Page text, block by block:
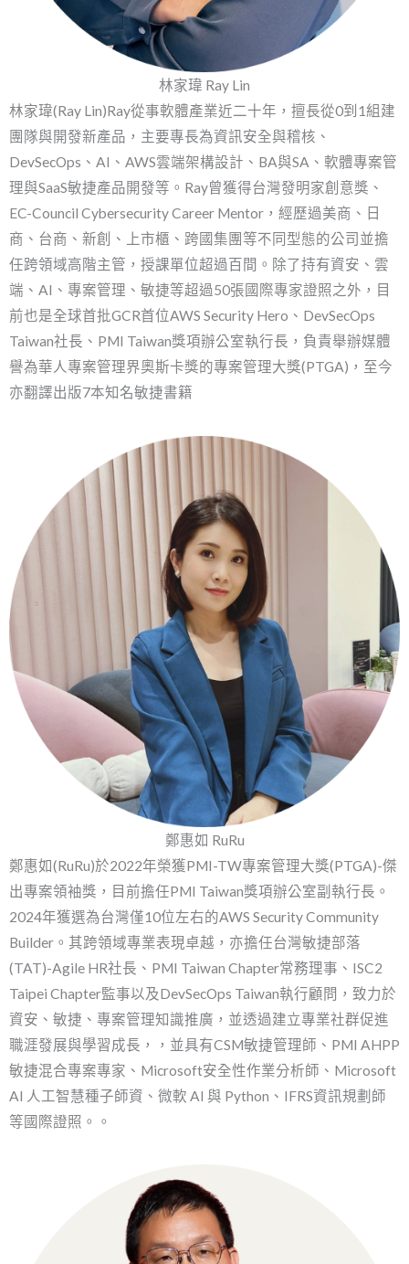
林家瑋 Ray Lin
林家瑋(Ray Lin)Ray從事軟體產業近二十年，擅長從0到1組建
團隊與開發新產品，主要專長為資訊安全與稽核、
DevSecOps、AI、AWS雲端架構設計、BA與SA、軟體專案管
理與SaaS敏捷產品開發等。Ray曾獲得台灣發明家創意獎、
EC-Council Cybersecurity Career Mentor，經歷過美商、日
商、台商、新創、上市櫃、跨國集團等不同型態的公司並擔
任跨領域高階主管，授課單位超過百間。除了持有資安、雲
端、AI、專案管理、敏捷等超過50張國際專家證照之外，目
前也是全球首批GCR首位AWS Security Hero、DevSecOps
Taiwan社長、PMI Taiwan獎項辦公室執行長，負責舉辦媒體
譽為華人專案管理界奧斯卡獎的專案管理大獎(PTGA)，至今
亦翻譯出版7本知名敏捷書籍
鄭惠如 RuRu
鄭惠如(RuRu)於2022年榮獲PMI-TW專案管理大獎(PTGA)-傑
出專案領袖獎，目前擔任PMI Taiwan獎項辦公室副執行長。
2024年獲選為台灣僅10位左右的AWS Security Community
Builder。其跨領域專業表現卓越，亦擔任台灣敏捷部落
(TAT)-Agile HR社長、PMI Taiwan Chapter常務理事、ISC2
Taipei Chapter監事以及DevSecOps Taiwan執行顧問，致力於
資安、敏捷、專案管理知識推廣，並透過建立專業社群促進
職涯發展與學習成長，，並具有CSM敏捷管理師、PMI AHPP
敏捷混合專案專家、Microsoft安全性作業分析師、Microsoft
AI 人工智慧種子師資、微軟 AI 與 Python、IFRS資訊規劃師
等國際證照。。